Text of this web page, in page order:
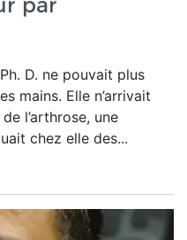
D. ne pouvait plus
mains. Elle n’arrivait
l’arthrose, une
chez elle des...